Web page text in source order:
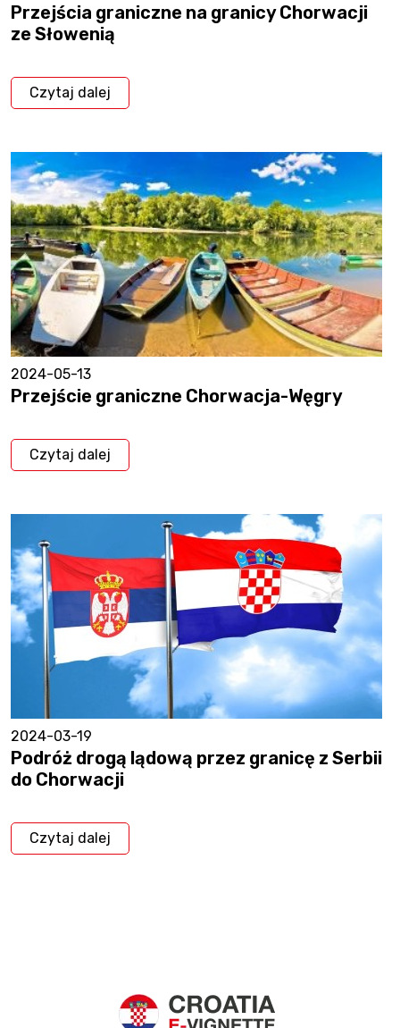
Przejścia graniczne na granicy Chorwacji
ze Słowenią
Czytaj dalej
2024-05-13
Przejście graniczne Chorwacja-Węgry
Czytaj dalej
2024-03-19
Podróż drogą lądową przez granicę z Serbii
do Chorwacji
Czytaj dalej